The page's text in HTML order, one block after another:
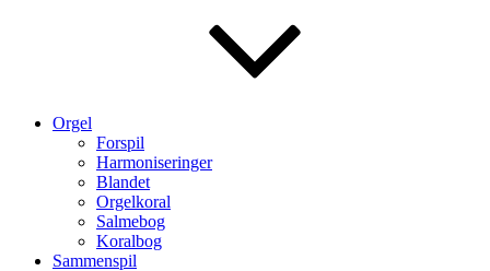
Orgel
Forspil
Harmoniseringer
Blandet
Orgelkoral
Salmebog
Koralbog
Sammenspil